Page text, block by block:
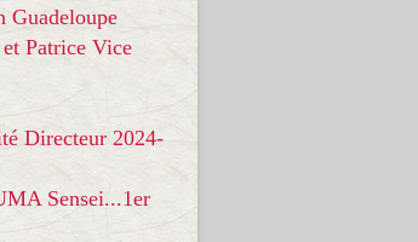
Guadeloupe
Patrice Vice
Directeur 2024-
Sensei...1er